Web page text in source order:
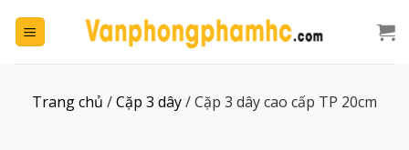
đến
Trang chủ /Cặp 3 dây/Cặp 3 dây cao cấp TP 20cm